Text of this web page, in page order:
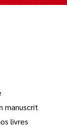
manuscrit
livres